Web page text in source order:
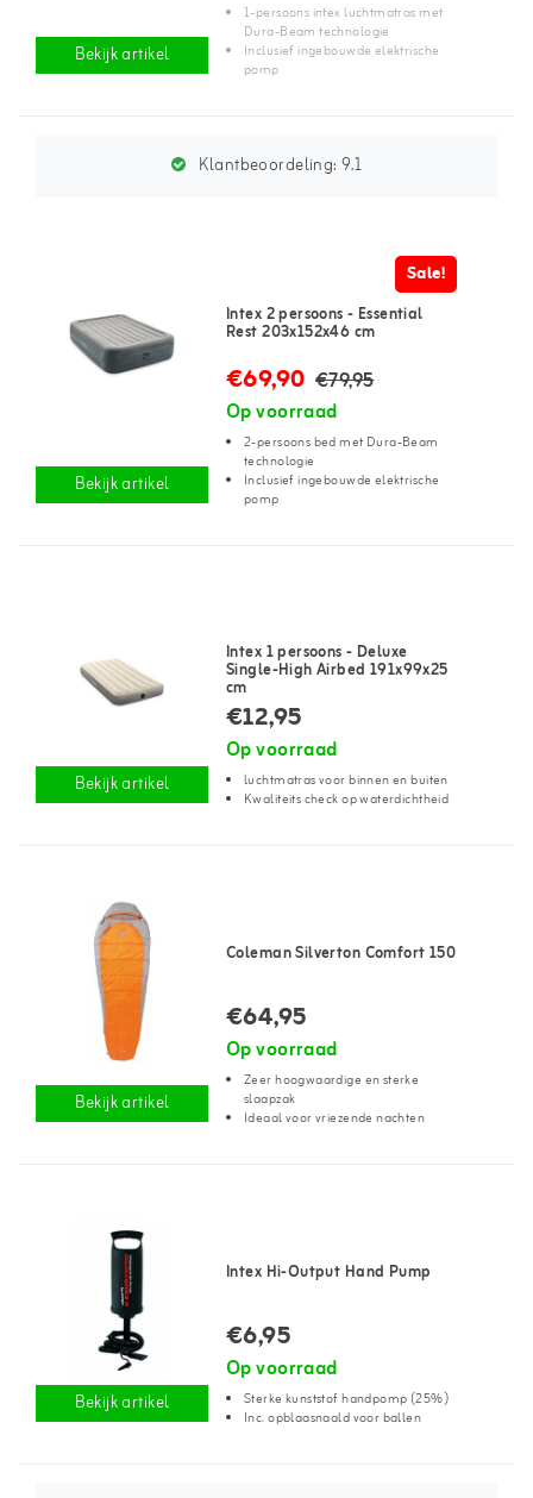
Bekijk artikel
1-persoons intex luchtmatras met
Dura-Beam technologie
Inclusief ingebouwde elektrische
pomp
Klantbeoordeling:9.1
Bekijk artikel
Sale!
Intex 2 persoons - Essential
Rest 203x152x46 cm
€69,90 €79,95
Op voorraad
2-persoons bed met Dura-Beam
technologie
Inclusief ingebouwde elektrische
pomp
Bekijk artikel
Intex 1 persoons - Deluxe
Single-High Airbed 191x99x25
cm
€12,95
Op voorraad
luchtmatras voor binnen en buiten
Kwaliteits check op waterdichtheid
Bekijk artikel
Coleman Silverton Comfort 150
€64,95
Op voorraad
Zeer hoogwaardige en sterke
slaapzak
Ideaal voor vriezende nachten
Bekijk artikel
Intex Hi-Output Hand Pump
€6,95
Op voorraad
Sterke kunststof handpomp (25%)
Inc. opblaasnaald voor ballen